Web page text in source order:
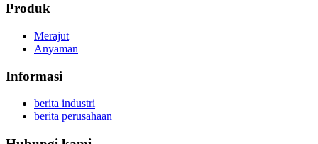
Produk
Merajut
Anyaman
Informasi
berita industri
berita perusahaan